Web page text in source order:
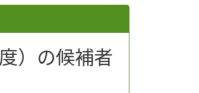
）の候補者